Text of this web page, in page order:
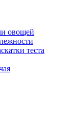
овощей
теста